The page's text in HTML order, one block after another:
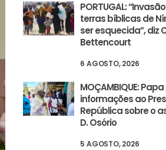
PORTUGAL:
terras bíblicas de
ser esquecida”, diz
Bettencourt
6 AGOSTO, 2026
MOÇAMBIQUE:
informações ao
República sobre o
D. Osório
5 AGOSTO, 2026